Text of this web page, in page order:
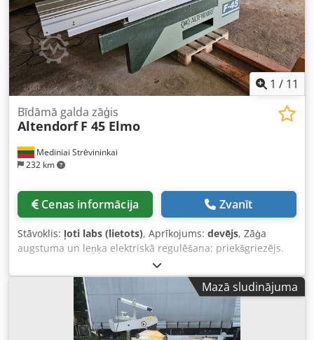
1 / 11
Mediniai Strėvininkai
232 km
Bīdāmā galda zāģis
Altendorf F 45 Elmo
Cenas informācija Zvanīt
Stāvoklis: ļoti labs (lietots), Aprīkojums: devējs, Zāģa
augstuma un leņķa elektriskā regulēšana; priekšgriezējs.
Varat mums zvanīt vai rakstīt. Mēs runājam un rakstām
vāciski un krieviski. Jūs varat sūtīt arī ziņas angliski.
Dcodpfx Aew Ix Alepnek
Mazā sludinājuma